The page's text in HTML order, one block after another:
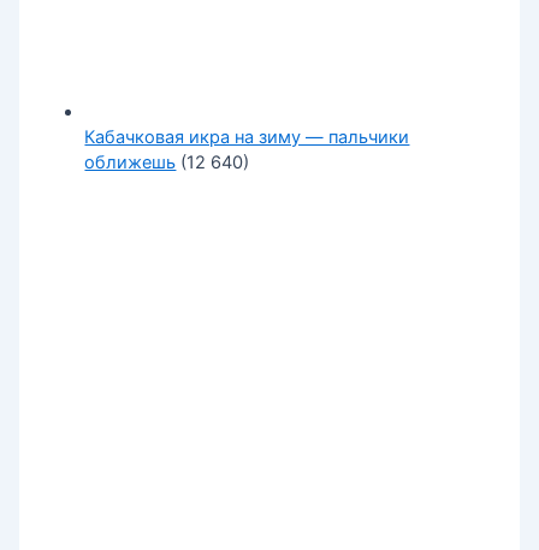
Кабачковая икра на зиму — пальчики
оближешь (12 640)